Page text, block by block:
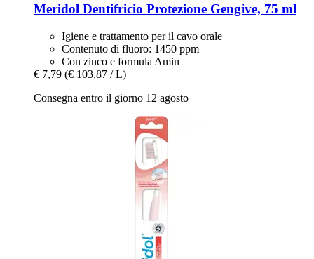
Meridol Dentifricio Protezione Gengive, 75 ml
Igiene e trattamento per il cavo orale
Contenuto di fluoro: 1450 ppm
Con zinco e formula Amin
€ 7,79 (€ 103,87 / L)
Consegna entro il giorno 12 agosto